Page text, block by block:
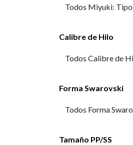
Calibre de Hilo
Forma Swarovski
Tamaño PP/SS